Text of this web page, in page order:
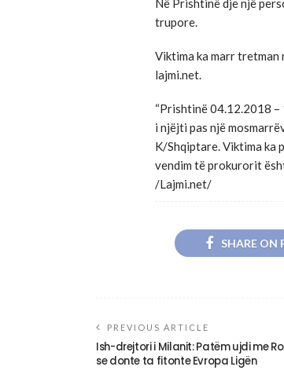
Në Prishtinë dje një
trupore.
Viktima ka marr tretman
lajmi.net.
“Prishtinë 04.12.2018 –
i njëjti pas një
K/Shqiptare. Viktima ka
vendim të prokurorit
/Lajmi.net/
SHARE ON
PREVIOUS ARTICLE
Ish-drejtori i Milanit: Patëm ujdi me
se donte ta fitonte Evropa Ligën